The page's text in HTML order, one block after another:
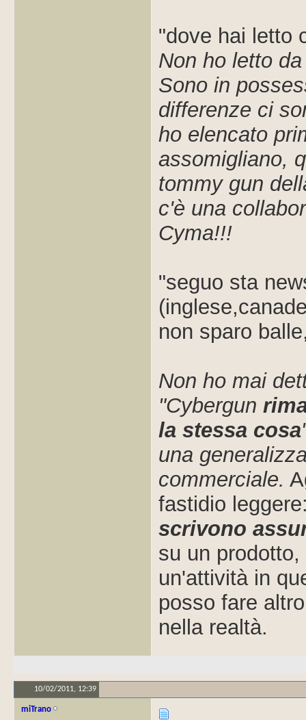
"dove hai letto
Non ho letto
Sono in
differenze ci
ho elencato
assomigliano,
tommy gun
c'è una
Cyma!!!
"seguo sta
non sparo
Non ho mai
"Cybergun
la stessa cosa
una
commerciale.
fastidio
scrivono
su un
un'attività in
posso fare
nella realtà.
10/02/2011, 12:39
miTrano